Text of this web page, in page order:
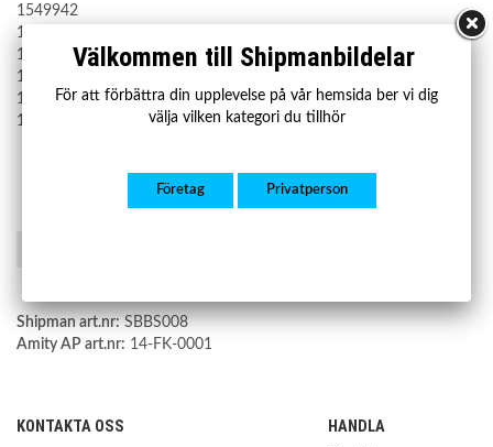
1549942
1549961
1549694
16241024
14496721
15503821
Shipman art.nr: SBBS008
Amity AP art.nr: 14-FK-0001
KONTAKTA OSS HANDLA
Välkommen till Shipmanbildelar
För att förbättra din upplevelse på vår hemsida ber vi dig
välja vilken kategori du tillhör
Företag Privatperson